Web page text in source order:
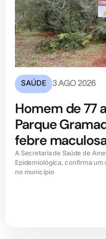
SAÚDE 3 AGO 2026
Homem de 77
Parque
febre
A Secretaria de Saúde de
Epidemiológica, confirma
no município